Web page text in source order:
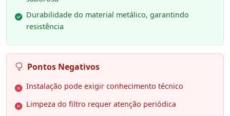
Durabilidade do material metálico, garantindo
resistência
Pontos Negativos
Instalação pode exigir conhecimento técnico
Limpeza do filtro requer atenção periódica